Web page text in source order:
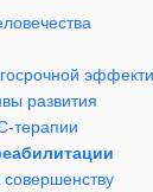
развития
терапии